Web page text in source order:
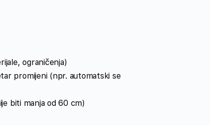
ograničenja)
promijeni (npr. automatski se
biti manja od 60 cm)